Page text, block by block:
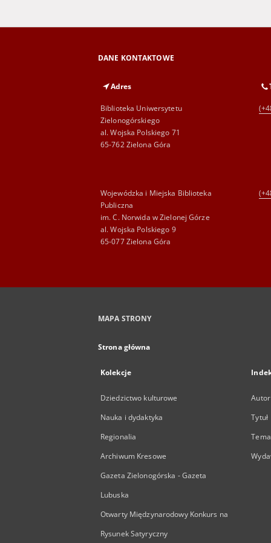
DANE KONTAKTOWE
Adres
Biblioteka Uniwersytetu
Zielonogórskiego
al. Wojska Polskiego 71
65-762 Zielona Góra
Wojewódzka i Miejska Biblioteka
Publiczna
im. C. Norwida w Zielonej Górze
al. Wojska Polskiego 9
65-077 Zielona Góra
MAPA STRONY
Strona główna
Kolekcje
Dziedzictwo kulturowe
Nauka i dydaktyka
Regionalia
Archiwum Kresowe
Gazeta Zielonogórska - Gazeta
Lubuska
Otwarty Międzynarodowy Konkurs na
Rysunek Satyryczny
Autor
Tytuł